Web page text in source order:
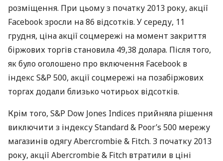
розміщення. При цьому з початку 2013 року, акції
Facebook зросли на 86 відсотків. У середу, 11
грудня, ціна акції соцмережі на момент закриття
біржових торгів становила 49,38 долара. Після того,
як було оголошено про включення Facebook в
індекс S&P 500, акції соцмережі на позабіржових
торгах додали близько чотирьох відсотків.
Крім того, S&P Dow Jones Indices прийняла рішення
виключити з індексу Standard & Poor’s 500 мережу
магазинів одягу Abercrombie & Fitch. З початку 2013
року, акції Abercrombie & Fitch втратили в ціні